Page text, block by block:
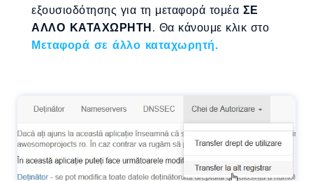
εξουσιοδότησης για τη μεταφορά τομέα ΣΕ
ΑΛΛΟ ΚΑΤΑΧΩΡΗΤΗ. Θα κάνουμε κλικ στο
Μεταφορά σε άλλο καταχωρητή.